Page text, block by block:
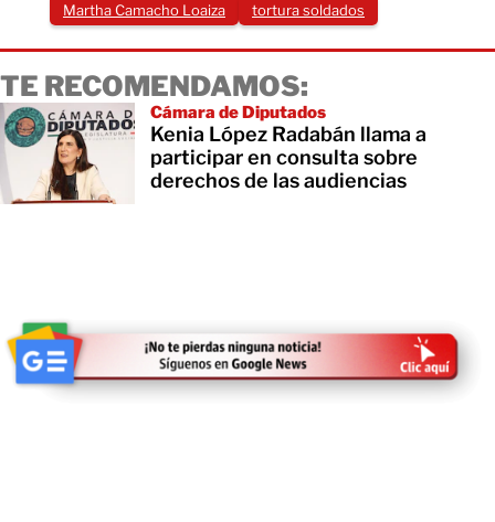
Martha Camacho Loaiza
tortura soldados
TE RECOMENDAMOS:
Cámara de Diputados
Kenia López Radabán llama a
participar en consulta sobre
derechos de las audiencias